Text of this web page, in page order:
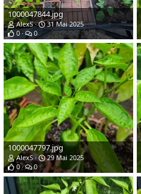
1000047844.jpg
AlexS
31 Mai 2025
0
0
1000047797.jpg
AlexS
29 Mai 2025
0
0